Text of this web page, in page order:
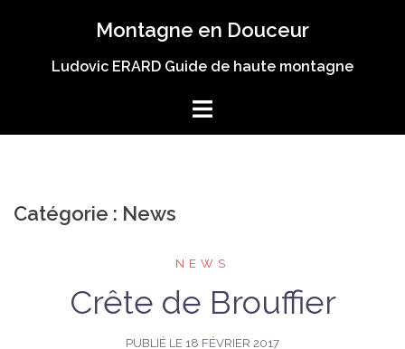
contenu
Montagne en Douceur
Ludovic ERARD Guide de haute montagne
Catégorie : News
NEWS
Crête de Brouffier
PUBLIÉ LE 18 FÉVRIER 2017